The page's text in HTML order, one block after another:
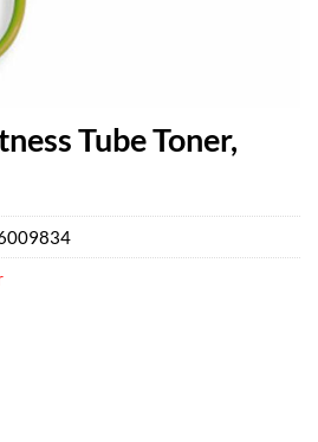
Tube Toner,